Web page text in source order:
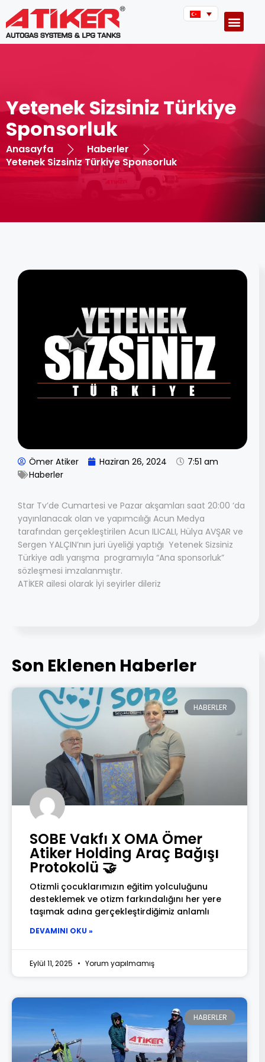
Yetenek Sizsiniz Türkiye
Sponsorluk
Anasayfa
Haberler
Yetenek Sizsiniz Türkiye Sponsorluk
Ömer Atiker Haziran 26, 2024
7:51 am
Haberler
Star Tv’de Cumartesi ve Pazar akşamları saat 20:00 ‘da
yayınlanacak olan ve yapımcılığı Acun Medya
tarafından gerçekleştirilen Acun ILICALI, Hülya AVŞAR ve
Sergen YALÇIN’nın juri üyeliği yaptığı Yetenek Sizsiniz
Türkiye adlı yarışma programıyla “Ana sponsorluk”
sözleşmesi imzalanmıştır.
ATİKER ailesi olarak İyi seyirler dileriz
Son Eklenen Haberler
HABERLER
SOBE Vakfı X OMA Ömer
Atiker Holding Araç Bağışı
Protokolü 🤝
Otizmli çocuklarımızın eğitim yolculuğunu
desteklemek ve otizm farkındalığını her yere
taşımak adına gerçekleştirdiğimiz anlamlı
DEVAMINI OKU »
Eylül 11, 2025 Yorum yapılmamış
HABERLER